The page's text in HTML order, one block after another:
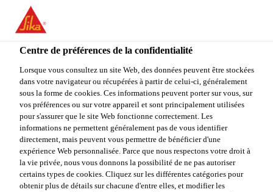
You are accessing "Sika Canada", it seems you are accessing it
from "États-Unis". We have a dedicated website for your country.
TO
SIKA
USA
CANADA WEBSITE
COUNTRY
Sika Canada
Centre de préférences de la confidentialité
Lorsque vous consultez un site Web, des données peuvent être stockées
dans votre navigateur ou récupérées à partir de celui-ci, généralement
sous la forme de cookies. Ces informations peuvent porter sur vous, sur
vos préférences ou sur votre appareil et sont principalement utilisées
pour s'assurer que le site Web fonctionne correctement. Les
informations ne permettent généralement pas de vous identifier
directement, mais peuvent vous permettre de bénéficier d'une
expérience Web personnalisée. Parce que nous respectons votre droit à
la vie privée, nous vous donnons la possibilité de ne pas autoriser
certains types de cookies. Cliquez sur les différentes catégories pour
obtenir plus de détails sur chacune d'entre elles, et modifier les